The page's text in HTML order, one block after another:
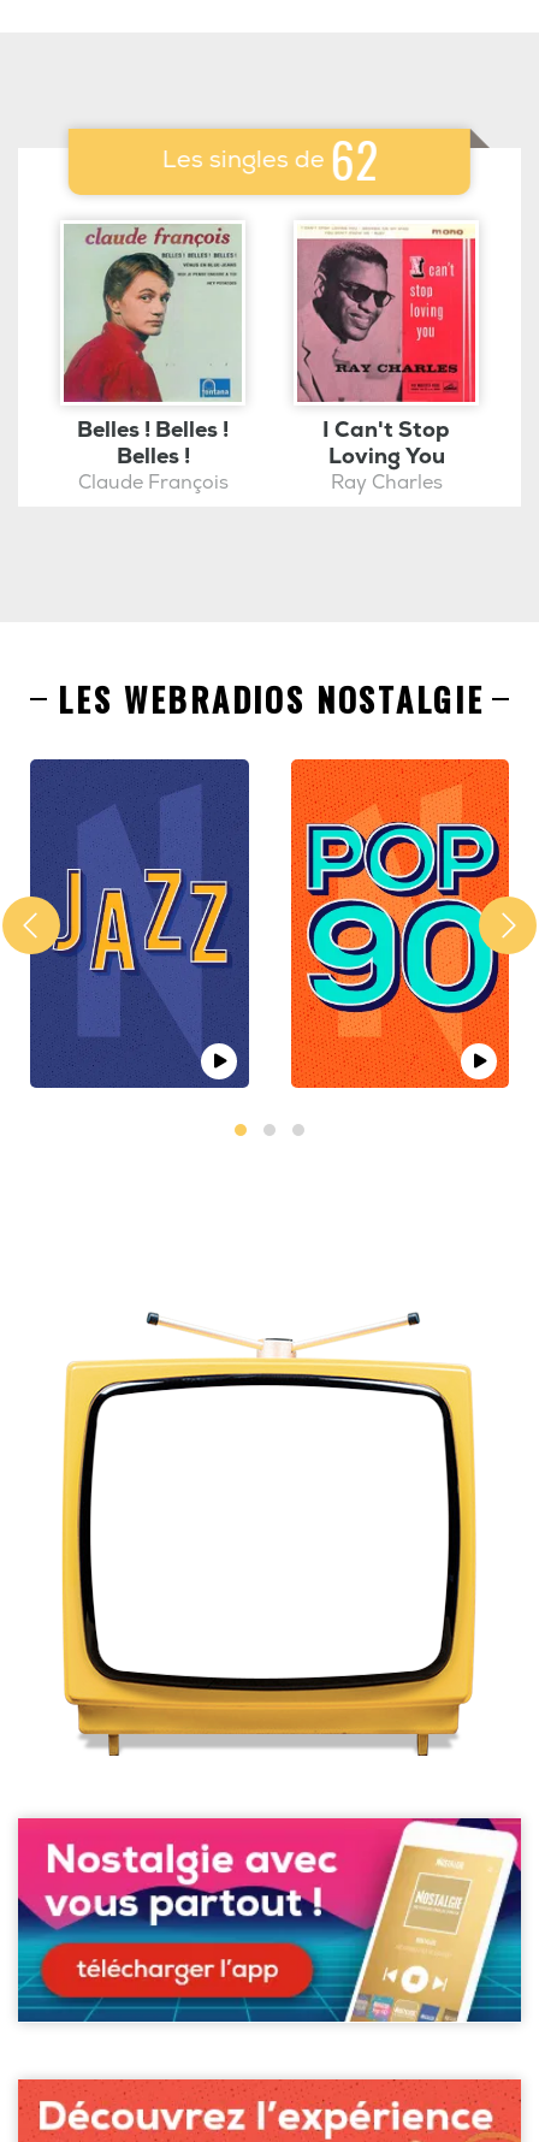
Belles ! Belles !
Belles !
Claude François
I Can't Stop
Loving You
Ray Charles
Les singles de 62
LES WEBRADIOS NOSTALGIE